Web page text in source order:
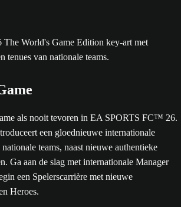
als nooit tevoren in EA SPORTS FC™ 26.
een gloednieuwe internationale
teams, naast nieuwe authentieke
Ga aan de slag met internationale Manager
een Spelerscarrière met nieuwe
Heroes.